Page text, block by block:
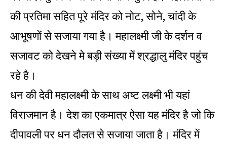
की प्रतिमा सहित पूरे मंदिर को नोट, सोने, चांदी के
आभूषणों से सजाया गया है। महालक्ष्मी जी के दर्शन व
सजावट को देखने मे बड़ी संख्या में श्रद्धालु मंदिर पहुंच
रहे है।
धन की देवी महालक्ष्मी के साथ अष्ट लक्ष्मी भी यहां
विराजमान है। देश का एकमात्र ऐसा यह मंदिर है जो कि
दीपावली पर धन दौलत से सजाया जाता है। मंदिर में